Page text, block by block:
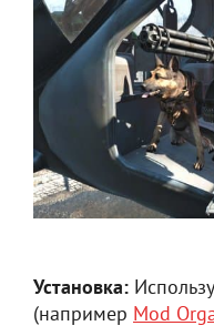
Установка:
(например Mod